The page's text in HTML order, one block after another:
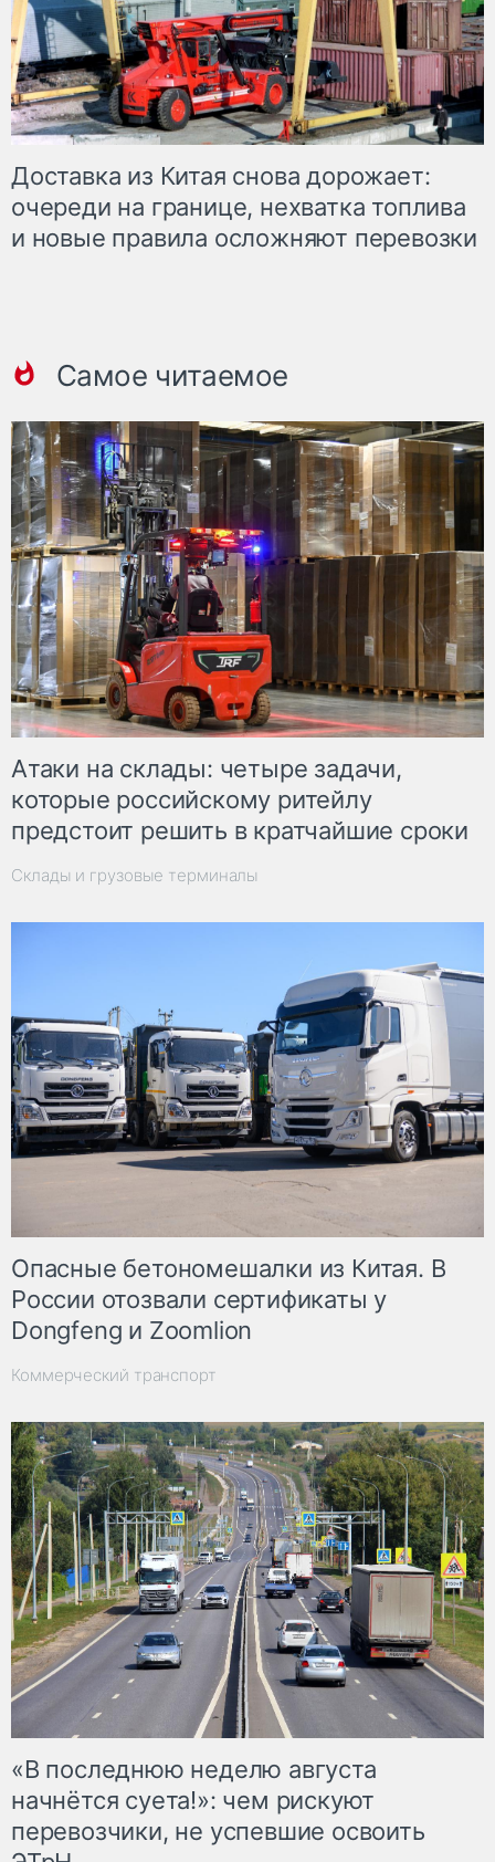
Доставка из Китая снова дорожает:
очереди на границе, нехватка топлива
и новые правила осложняют перевозки
Самое читаемое
Атаки на склады: четыре задачи,
которые российскому ритейлу
предстоит решить в кратчайшие сроки
Склады и грузовые терминалы
Опасные бетономешалки из Китая. В
России отозвали сертификаты у
Dongfeng и Zoomlion
Коммерческий транспорт
«В последнюю неделю августа
начнётся суета!»: чем рискуют
перевозчики, не успевшие освоить